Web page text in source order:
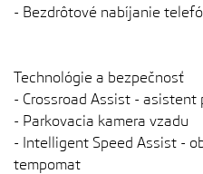
- Bezdrôtové nabíjanie
Technológie a bezpečnosť
- Crossroad Assist - asistent
- Parkovacia kamera vzadu
- Intelligent Speed ​​​​Assist -
tempomat